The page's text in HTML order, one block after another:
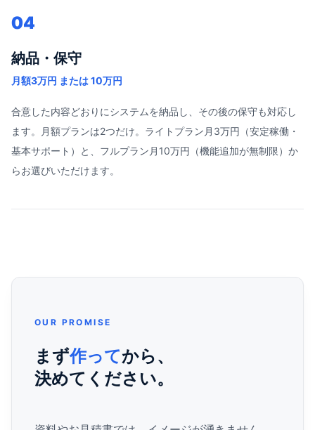
04
納品・保守
月額3万円 または 10万円
合意した内容どおりにシステムを納品し、その後の保守も対応し
ます。月額プランは2つだけ。ライトプラン月3万円（安定稼働・
基本サポート）と、フルプラン月10万円（機能追加が無制限）か
らお選びいただけます。
OUR PROMISE
まず作ってから、
決めてください。